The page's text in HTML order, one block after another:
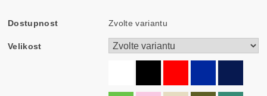
Dostupnost Zvolte variantu
Velikost